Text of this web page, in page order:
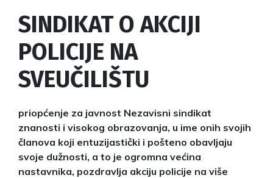
SINDIKAT O AKCIJI
POLICIJE NA
SVEUČILIŠTU
priopćenje za javnost Nezavisni sindikat
znanosti i visokog obrazovanja, u ime onih svojih
članova koji entuzijastički i pošteno obavljaju
svoje dužnosti, a to je ogromna većina
nastavnika, pozdravlja akciju policije na više